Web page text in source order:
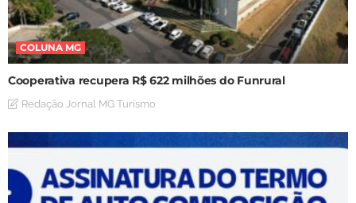
COLUNA MG
Cooperativa recupera R$ 622 milhões do Funrural
Redação Jornal MG Turismo